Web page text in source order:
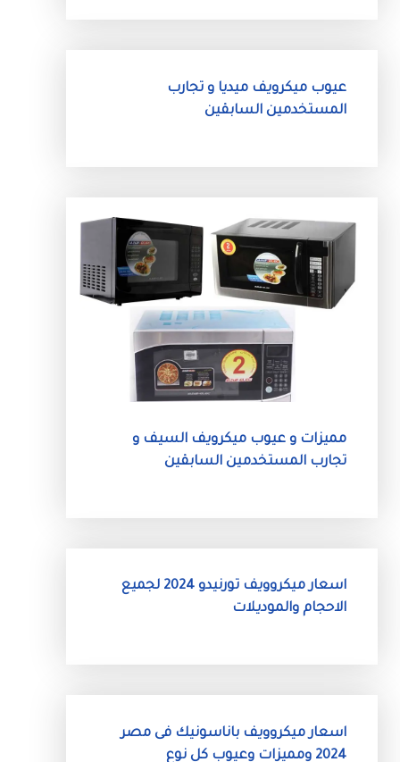
عيوب ميكرويف ميديا و تجارب
المستخدمين السابقين
مميزات و عيوب ميكرويف السيف و
تجارب المستخدمين السابقين
اسعار ميكروويف تورنيدو 2024 لجميع
الاحجام والموديلات
اسعار ميكروويف باناسونيك فى مصر
2024 ومميزات وعيوب كل نوع